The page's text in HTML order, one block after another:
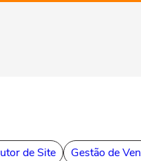
de Site Gestão de